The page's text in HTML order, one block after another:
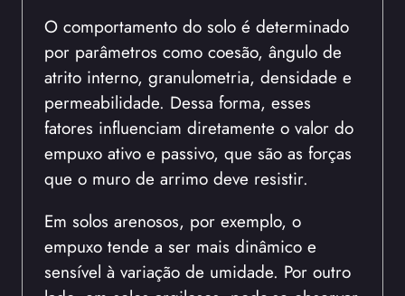
O comportamento do solo é determinado
por parâmetros como coesão, ângulo de
atrito interno, granulometria, densidade e
permeabilidade. Dessa forma, esses
fatores influenciam diretamente o valor do
empuxo ativo e passivo, que são as forças
que o muro de arrimo deve resistir.
Em solos arenosos, por exemplo, o
empuxo tende a ser mais dinâmico e
sensível à variação de umidade. Por outro